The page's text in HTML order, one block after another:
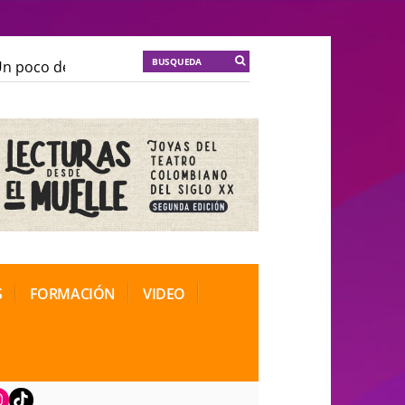
poco de locura para la cordura
de Teatro Rosa
FORMACIÓN VIDEO
TikTok